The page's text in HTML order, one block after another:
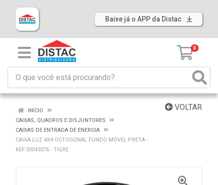
Baixe já o APP da Distac
0
VOLTAR
INÍCIO
CAIXAS, QUADROS E DISJUNTORES
CAIXAS DE ENTRADA DE ENERGIA
CAIXA LUZ 4X4 OCTOGONAL FUNDO MÓVEL PRETA -
REF.33043376 - TIGRE